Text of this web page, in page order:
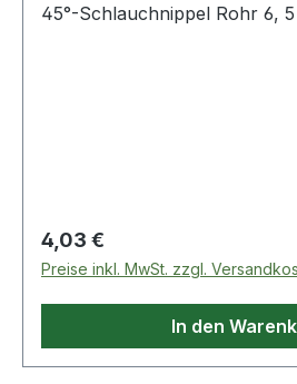
45°-Schlauchnippel Rohr 6,
Regulärer Preis:
4,03 €
Preise inkl. MwSt. zzgl.
In den